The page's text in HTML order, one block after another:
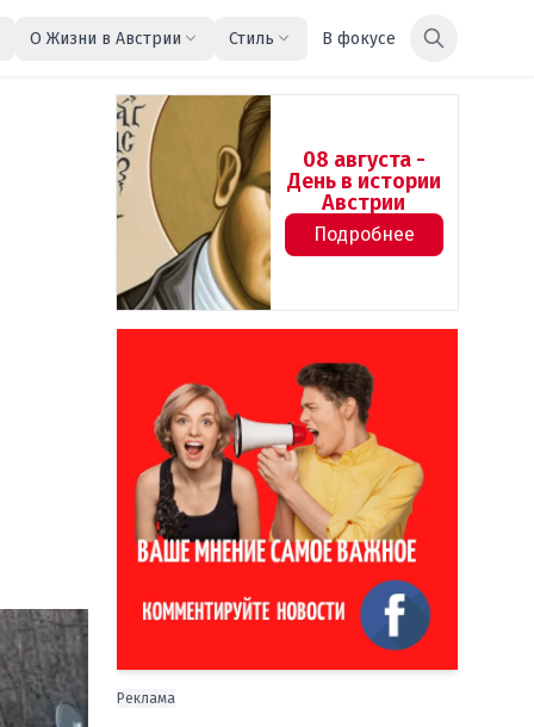
О Жизни в Австрии Стиль В фокусе
08 августа -
День в истории
Австрии
Подробнее
Реклама